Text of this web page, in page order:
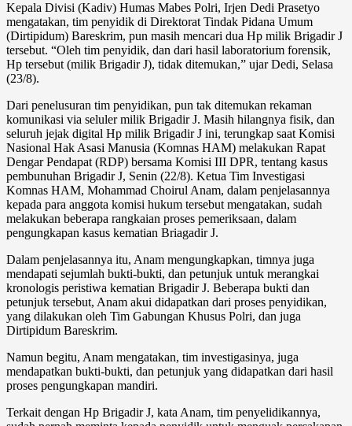
Kepala Divisi (Kadiv) Humas Mabes Polri, Irjen Dedi Prasetyo
mengatakan, tim penyidik di Direktorat Tindak Pidana Umum
(Dirtipidum) Bareskrim, pun masih mencari dua Hp milik Brigadir J
tersebut. “Oleh tim penyidik, dan dari hasil laboratorium forensik,
Hp tersebut (milik Brigadir J), tidak ditemukan,” ujar Dedi, Selasa
(23/8).
Dari penelusuran tim penyidikan, pun tak ditemukan rekaman
komunikasi via seluler milik Brigadir J. Masih hilangnya fisik, dan
seluruh jejak digital Hp milik Brigadir J ini, terungkap saat Komisi
Nasional Hak Asasi Manusia (Komnas HAM) melakukan Rapat
Dengar Pendapat (RDP) bersama Komisi III DPR, tentang kasus
pembunuhan Brigadir J, Senin (22/8). Ketua Tim Investigasi
Komnas HAM, Mohammad Choirul Anam, dalam penjelasannya
kepada para anggota komisi hukum tersebut mengatakan, sudah
melakukan beberapa rangkaian proses pemeriksaan, dalam
pengungkapan kasus kematian Briagadir J.
Dalam penjelasannya itu, Anam mengungkapkan, timnya juga
mendapati sejumlah bukti-bukti, dan petunjuk untuk merangkai
kronologis peristiwa kematian Brigadir J. Beberapa bukti dan
petunjuk tersebut, Anam akui didapatkan dari proses penyidikan,
yang dilakukan oleh Tim Gabungan Khusus Polri, dan juga
Dirtipidum Bareskrim.
Namun begitu, Anam mengatakan, tim investigasinya, juga
mendapatkan bukti-bukti, dan petunjuk yang didapatkan dari hasil
proses pengungkapan mandiri.
Terkait dengan Hp Brigadir J, kata Anam, tim penyelidikannya,